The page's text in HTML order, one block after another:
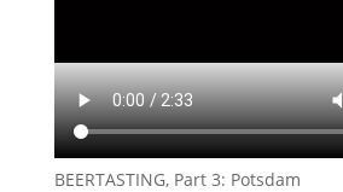
BEERTASTING, Part 3: Potsdam